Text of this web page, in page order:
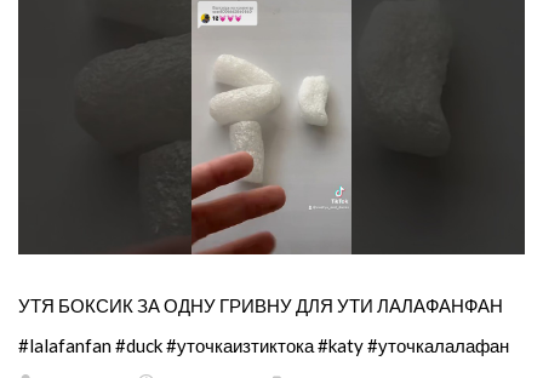
УТЯ БОКСИК ЗА ОДНУ ГРИВНУ ДЛЯ УТИ ЛАЛАФАНФАН
#lalafanfan #duck #уточкаизтиктока #katy #уточкалалафан